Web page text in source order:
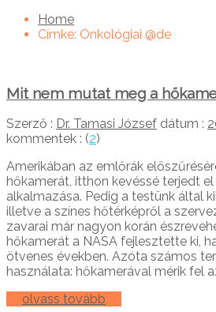
Home
Címke: Onkológiai @de
Mit nem mutat meg a
Szerző : Dr. Tamasi József dátum :
kommentek : (2)
Amerikában az emlőrák
hőkamerát, itthon kevéssé terjedt
alkalmazása. Pedig a testünk által
illetve a színes hőtérképről a
zavarai már nagyon korán
hőkamerát a NASA fejlesztette ki,
ötvenes években. Azóta számos
használata: hőkamerával mérik fel
olvass tovább